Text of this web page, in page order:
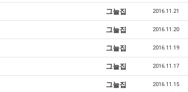
그늘집 2016.11.21
그늘집 2016.11.20
그늘집 2016.11.19
그늘집 2016.11.17
그늘집 2016.11.15